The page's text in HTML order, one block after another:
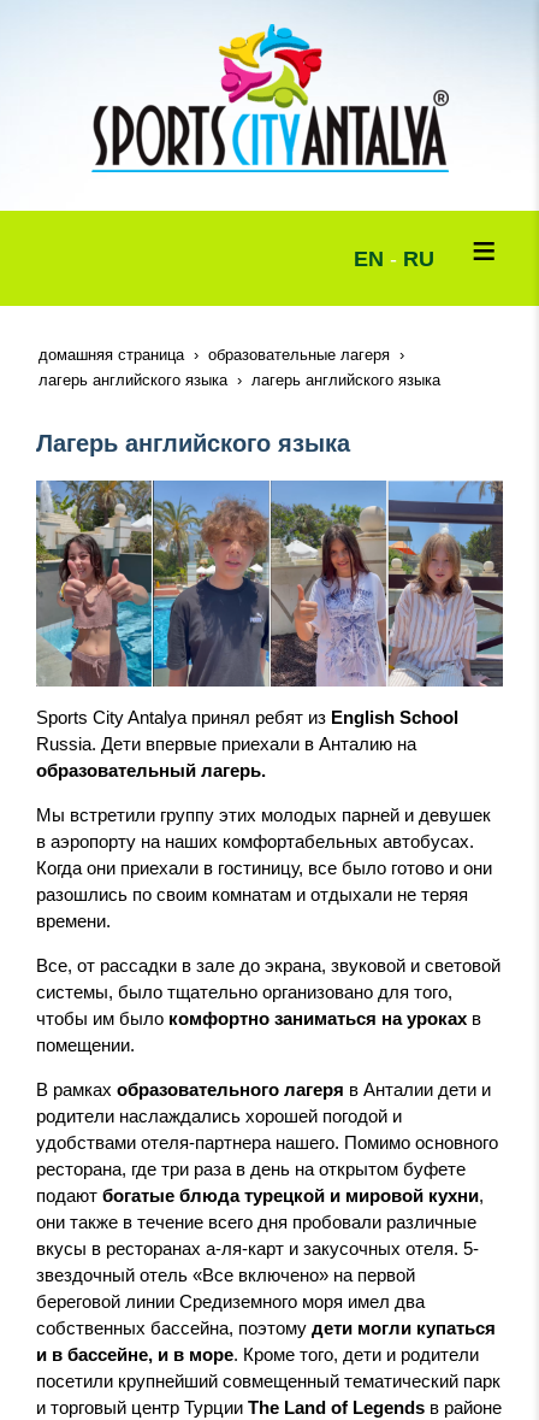
EN - RU
домашняя страница
образовательные лагеря
лагерь английского языка
лагерь английского языка
Лагерь английского языка
Sports City Antalya принял ребят из English School
Russia. Дети впервые приехали в Анталию на
образовательный лагерь.
Мы встретили группу этих молодых парней и девушек
в аэропорту на наших комфортабельных автобусах.
Когда они приехали в гостиницу, все было готово и они
разошлись по своим комнатам и отдыхали не теряя
времени.
Все, от рассадки в зале до экрана, звуковой и световой
системы, было тщательно организовано для того,
чтобы им было комфортно заниматься на уроках в
помещении.
В рамках образовательного лагеря в Анталии дети и
родители наслаждались хорошей погодой и
удобствами отеля-партнера нашего. Помимо основного
ресторана, где три раза в день на открытом буфете
подают богатые блюда турецкой и мировой кухни,
они также в течение всего дня пробовали различные
вкусы в ресторанах а-ля-карт и закусочных отеля. 5-
звездочный отель «Все включено» на первой
береговой линии Средиземного моря имел два
собственных бассейна, поэтому дети могли купаться
и в бассейне, и в море. Кроме того, дети и родители
посетили крупнейший совмещенный тематический парк
и торговый центр Турции The Land of Legends в районе